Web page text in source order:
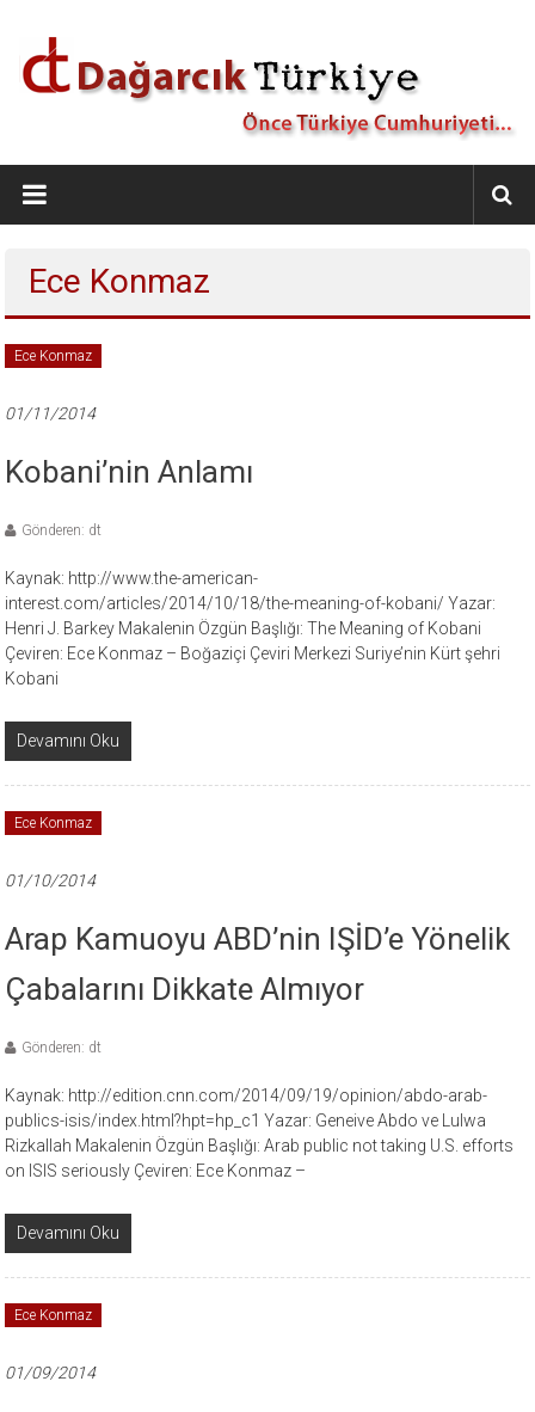
Dağarcık
Türkiye
Türkiye
Cumhuriyeti…
Ece Konmaz
Ece Konmaz
01/11/2014
Kobani’nin Anlamı
Gönderen: dt
Kaynak: http://www.the-american-
interest.com/articles/2014/10/18/the-meaning-of-kobani/ Yazar:
Henri J. Barkey Makalenin Özgün Başlığı: The Meaning of Kobani
Çeviren: Ece Konmaz – Boğaziçi Çeviri Merkezi Suriye’nin Kürt şehri
Kobani
Devamını Oku
Ece Konmaz
01/10/2014
Arap Kamuoyu ABD’nin IŞİD’e Yönelik
Çabalarını Dikkate Almıyor
Gönderen: dt
Kaynak: http://edition.cnn.com/2014/09/19/opinion/abdo-arab-
publics-isis/index.html?hpt=hp_c1 Yazar: Geneive Abdo ve Lulwa
Rizkallah Makalenin Özgün Başlığı: Arab public not taking U.S. efforts
on ISIS seriously Çeviren: Ece Konmaz –
Devamını Oku
Ece Konmaz
01/09/2014